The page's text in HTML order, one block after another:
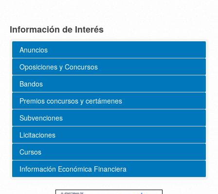
Información de Interés
Anuncios
Oposiciones y Concursos
Bandos
Premios concursos y certámenes
Subvenciones
Licitaciones
Cursos
Información Económica Financiera